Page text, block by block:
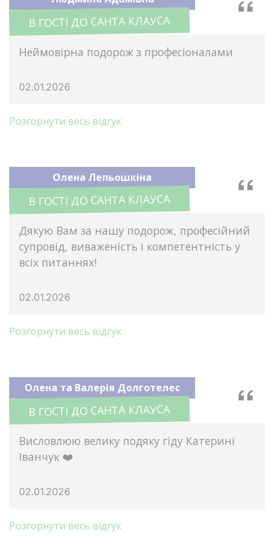
В ГОСТІ ДО САНТА КЛАУСА
Неймовірна подорож з професіоналами
02.01.2026
Розгорнути весь відгук
В ГОСТІ ДО САНТА КЛАУСА
Дякую Вам за нашу подорож, професійний
супровід, виваженість і компетентність у
всіх питаннях!
02.01.2026
Розгорнути весь відгук
Олена Лепьошкіна
В ГОСТІ ДО САНТА КЛАУСА
Висловлюю велику подяку гіду Катерині
Іванчук ❤️
02.01.2026
Розгорнути весь відгук
Олена та Валерія Долготелес